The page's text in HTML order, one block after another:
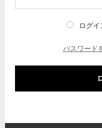
ログ
パスワード